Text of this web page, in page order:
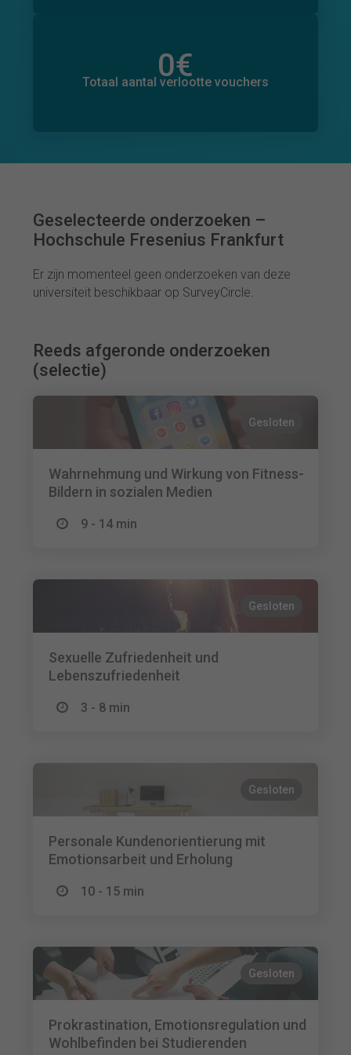
0€
Totaal aantal verlootte vouchers
0€
Totaal bedrag aan toegezegde donaties
Geselecteerde onderzoeken –
Hochschule Fresenius Frankfurt
Er zijn momenteel geen onderzoeken van deze
universiteit beschikbaar op SurveyCircle.
Reeds afgeronde onderzoeken
(selectie)
Gesloten
Wahrnehmung und Wirkung von Fitness-
Bildern in sozialen Medien
9 - 14 min
Gesloten
Sexuelle Zufriedenheit und
Lebenszufriedenheit
3 - 8 min
Gesloten
Personale Kundenorientierung mit
Emotionsarbeit und Erholung
10 - 15 min
Gesloten
Prokrastination, Emotionsregulation und
Wohlbefinden bei Studierenden